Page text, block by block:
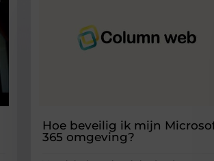
Hoe beveilig ik mijn
365 omgeving?